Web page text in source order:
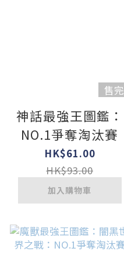
售完
神話最強王圖鑑：
NO.1爭奪淘汰賽
HK$61.00
HK$93.00
加入購物車